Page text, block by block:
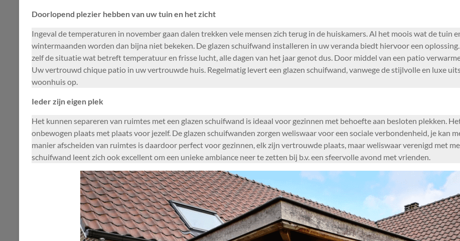
Doorlopend plezier hebben van uw tuin en het zicht
Ingeval de temperaturen in november gaan dalen trekken vele mensen zich terug in de huiskamers. Al het moois wat de tuin
wintermaanden worden dan bijna niet bekeken. De glazen schuifwand installeren in uw veranda biedt hiervoor een
zelf de situatie wat betreft temperatuur en frisse lucht, alle dagen van het jaar genot dus. Door middel van een patio
Uw vertrouwd chique patio in uw vertrouwde huis. Regelmatig levert een glazen schuifwand, vanwege de stijlvolle en luxe
woonhuis op.
Ieder zijn eigen plek
Het kunnen separeren van ruimtes met een glazen schuifwand is ideaal voor gezinnen met behoefte aan besloten plekken.
onbewogen plaats met plaats voor jezelf. De glazen schuifwanden zorgen weliswaar voor een sociale verbondenheid, je kan
manier afscheiden van ruimtes is daardoor perfect voor gezinnen, elk zijn vertrouwde plaats, maar weliswaar verenigd met
schuifwand leent zich ook excellent om een unieke ambiance neer te zetten bij b.v. een sfeervolle avond met vrienden.